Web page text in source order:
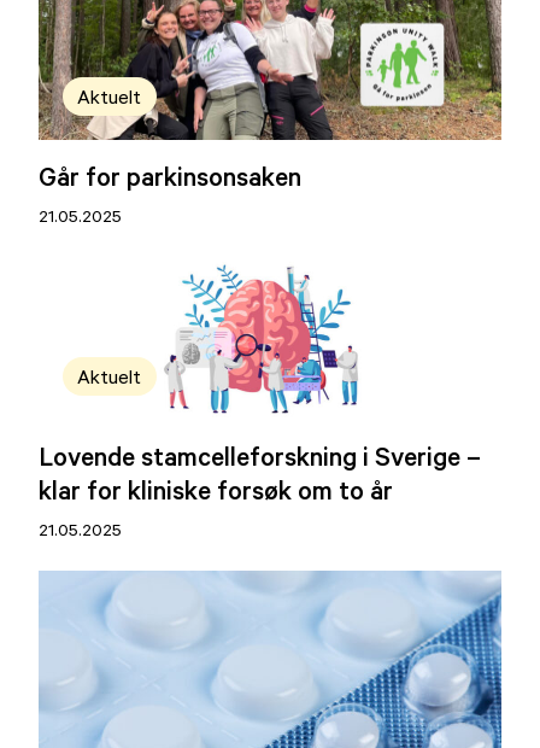
Aktuelt
Går for parkinsonsaken
21.05.2025
Aktuelt
Lovende stamcelleforskning i Sverige –
klar for kliniske forsøk om to år
21.05.2025